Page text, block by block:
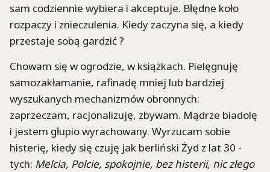
sam codziennie wybiera i akceptuje. Błędne koło
rozpaczy i znieczulenia. Kiedy zaczyna się, a kiedy
przestaje sobą gardzić ?
Chowam się w ogrodzie, w książkach. Pielęgnuję
samozakłamanie, rafinadę mniej lub bardziej
wyszukanych mechanizmów obronnych:
zaprzeczam, racjonalizuję, zbywam. Mądrze biadolę
i jestem głupio wyrachowany. Wyrzucam sobie
histerię, kiedy się czuję jak berliński Żyd z lat 30 -
tych: Melcia, Polcie, spokojnie, bez histerii, nic złego